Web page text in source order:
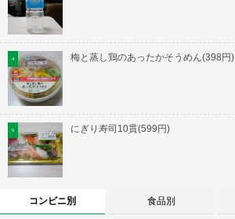
梅と蒸し鶏のあったかそうめん(398円)
にぎり寿司10貫(599円)
コンビニ別 食品別